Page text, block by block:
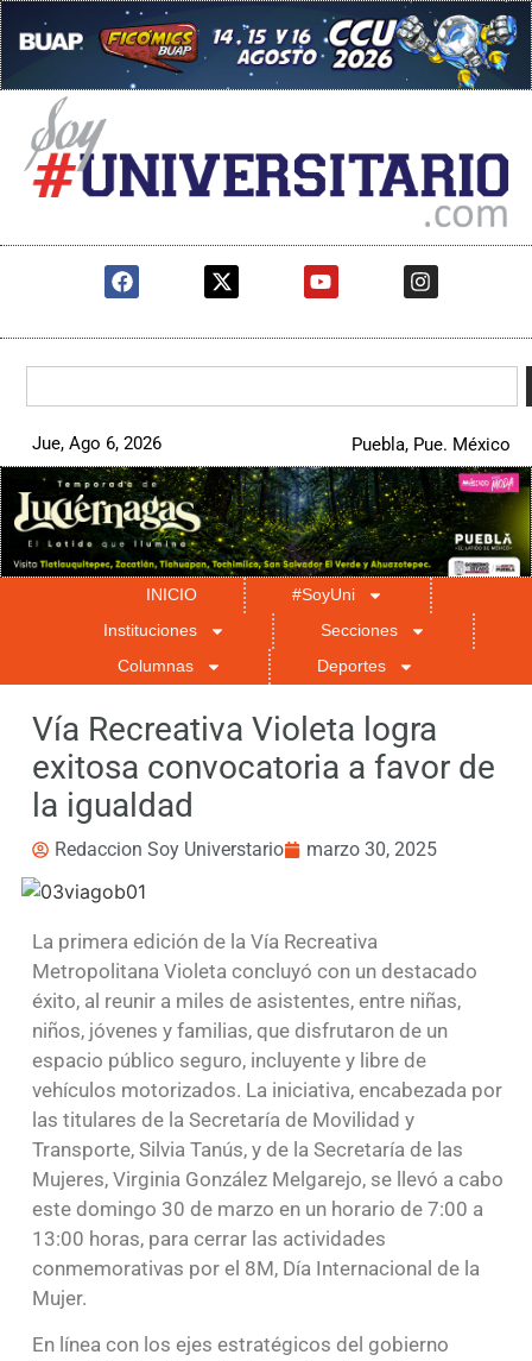
Jue, Ago 6, 2026 Puebla, Pue. México
INICIO
#SoyUni
Instituciones
Secciones
Columnas
Deportes
Vía Recreativa Violeta logra
exitosa convocatoria a favor de
la igualdad
Redaccion Soy Universtario marzo 30, 2025
La primera edición de la Vía Recreativa
Metropolitana Violeta concluyó con un destacado
éxito, al reunir a miles de asistentes, entre niñas,
niños, jóvenes y familias, que disfrutaron de un
espacio público seguro, incluyente y libre de
vehículos motorizados. La iniciativa, encabezada por
las titulares de la Secretaría de Movilidad y
Transporte, Silvia Tanús, y de la Secretaría de las
Mujeres, Virginia González Melgarejo, se llevó a cabo
este domingo 30 de marzo en un horario de 7:00 a
13:00 horas, para cerrar las actividades
conmemorativas por el 8M, Día Internacional de la
Mujer.
En línea con los ejes estratégicos del gobierno